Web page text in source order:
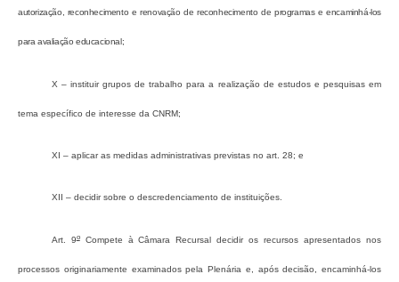
autorização, reconhecimento e renovação de reconhecimento de programas e encaminhá-los
para avaliação educacional;
X – instituir grupos de trabalho para a realização de estudos e pesquisas em
tema específico de interesse da CNRM;
XI – aplicar as medidas administrativas previstas no art. 28; e
XII – decidir sobre o descredenciamento de instituições.
Art. 9oCompete à Câmara Recursal decidir os recursos apresentados nos
processos originariamente examinados pela Plenária e, após decisão, encaminhá-los